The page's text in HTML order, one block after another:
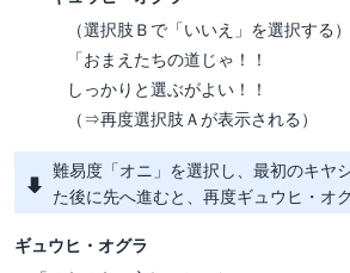
（選択肢Ｂで「いいえ」を選択する）
「おまえたちの道じゃ！！
しっかりと選ぶがよい！！
（⇒再度選択肢Ａが表示される）
難易度「オニ」を選択し、最初のキヤ
た後に先へ進むと、再度ギュウヒ・オ
ギュウヒ・オグラ